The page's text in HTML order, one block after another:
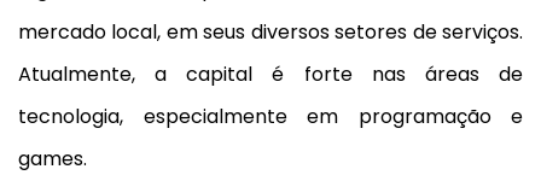
mercado local, em seus diversos setores de serviços.
Atualmente, a capital é forte nas áreas de
tecnologia, especialmente em programação e
games.